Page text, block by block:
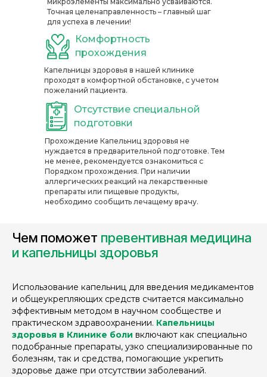
Точная целенаправленность – главный шаг
для успеха в лечении!
Отсутствие специальной
подготовки
Прохождение Капельниц здоровья не
нуждается в предварительной подготовке. Тем
не менее, рекомендуется ознакомиться с
Порядком прохождения. При наличии
аллергических реакций на лекарственные
препараты или пищевые продукты,
необходимо сообщить лечащему врачу.
Комфортность
прохождения
Капельницы здоровья в нашей клинике
проходят в комфортной обстановке, с учетом
пожеланий пациента.
Чем поможет превентивная медицина
и капельницы здоровья
Использование капельниц для введения медикаментов
и общеукрепляющих средств считается максимально
эффективным методом в научном сообществе и
практическом здравоохранении. Капельницы
здоровья в Клинике боли включают как специально
подобранные препараты, узко специализированные по
болезням, так и средства, помогающие укрепить
здоровье даже при отсутствии заболеваний.